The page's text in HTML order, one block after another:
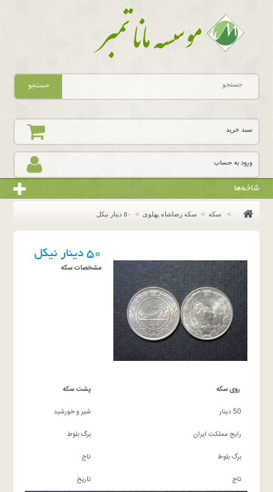
ورود به حساب
سبد خرید
جستجو
شاخه‌ها
> سکه > سکه رضاشاه پهلوی > ٥٠ دينار نيكل
٥٠ دينار نيكل
مشخصات سکه
روی سکه پشت سکه
50 دینار شیر و خورشید
رایج مملکت ایران برگ بلوط
برگ بلوط تاج
تاج تاریخ